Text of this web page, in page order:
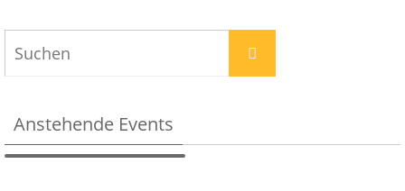
Anstehende Events